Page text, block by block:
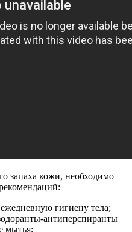
запаха кожи, необходимо
гигиену тела;
антиперспиранты
мытья;